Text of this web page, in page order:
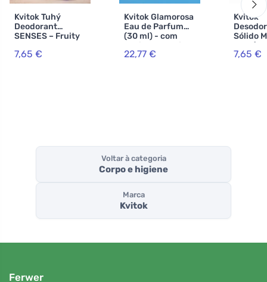
Kvitok Tuhý
Deodorant
SENSES – Fruity
7,65 €
Kvitok Glamorosa
Eau de Parfum
(30 ml) - com
cheiro a laranja,
jasmim e
22,77 €
Kvitok
Sólido
Dew
eficaz
7,65 €
Voltar à categoria
Corpo e higiene
Marca
Kvitok
Ferwer